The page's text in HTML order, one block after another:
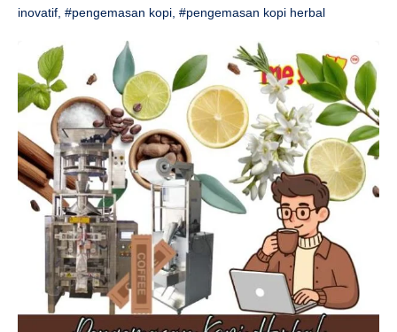
inovatif #pengemasan kopi #pengemasan kopi herbal